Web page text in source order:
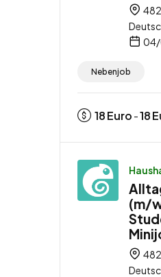
Nebenjob
18Euro -18
(m/